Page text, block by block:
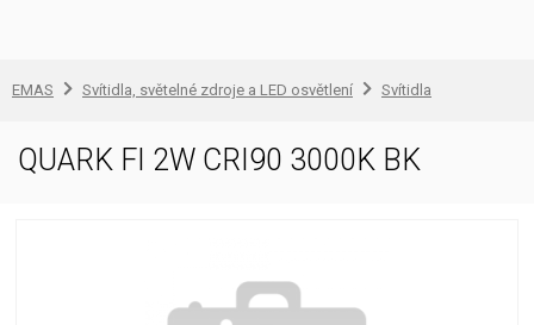
EMAS Svítidla, světelné zdroje a LED osvětlení Svítidla
QUARK FI 2W CRI90 3000K BK